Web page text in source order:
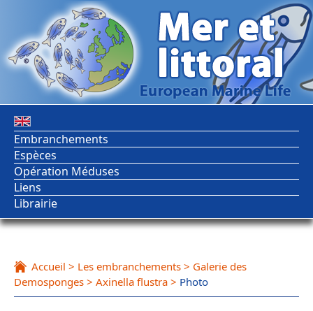
Embranchements
Espèces
Opération Méduses
Liens
Librairie
Accueil > Les embranchements > Galerie des
Demosponges > Axinella flustra > Photo